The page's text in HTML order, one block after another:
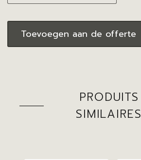
Toevoegen aan de offerte
PRODUITS
SIMILAIRES